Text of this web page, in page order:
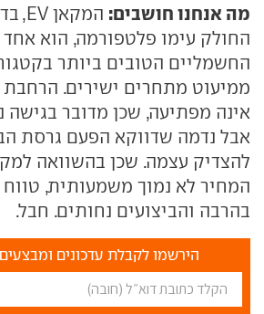
מה אנחנו חושבים: המקאן EV, בדומה ל
החולק עימו פלטפורמה, הוא אחד
החשמליים הטובים ביותר
ממיעוט מתחרים ישירים.
אינה מפתיעה, שכן מדובר בגישה
אבל נדמה שדווקא הפעם גרסת
המחיר לא נמוך משמעותית, טווח
בהרבה והביצועים נחותים. חבל.
הירשמו לקבלת עדכונים